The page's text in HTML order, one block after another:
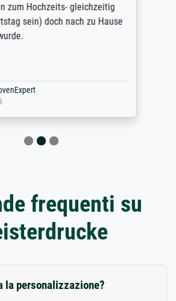
zum Hochzeits- gleichzeitig
sein) doch nach zu Hause
frequenti su
la personalizzazione?